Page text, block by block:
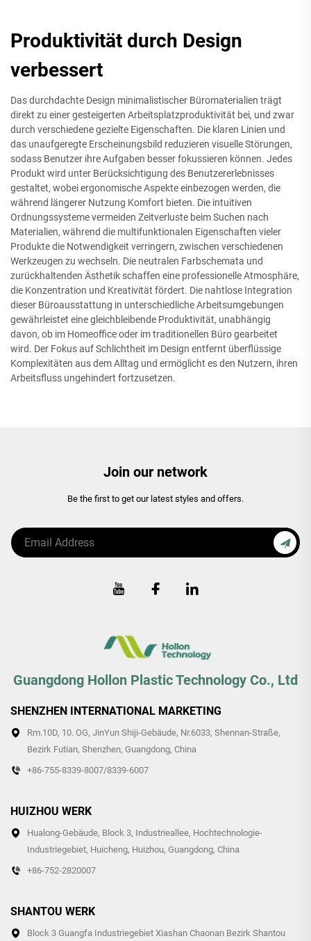
Produktivität durch Design
verbessert
Das durchdachte Design minimalistischer Büromaterialien trägt
direkt zu einer gesteigerten Arbeitsplatzproduktivität bei, und zwar
durch verschiedene gezielte Eigenschaften. Die klaren Linien und
das unaufgeregte Erscheinungsbild reduzieren visuelle Störungen,
sodass Benutzer ihre Aufgaben besser fokussieren können. Jedes
Produkt wird unter Berücksichtigung des Benutzererlebnisses
gestaltet, wobei ergonomische Aspekte einbezogen werden, die
während längerer Nutzung Komfort bieten. Die intuitiven
Ordnungssysteme vermeiden Zeitverluste beim Suchen nach
Materialien, während die multifunktionalen Eigenschaften vieler
Produkte die Notwendigkeit verringern, zwischen verschiedenen
Werkzeugen zu wechseln. Die neutralen Farbschemata und
zurückhaltenden Ästhetik schaffen eine professionelle Atmosphäre,
die Konzentration und Kreativität fördert. Die nahtlose Integration
dieser Büroausstattung in unterschiedliche Arbeitsumgebungen
gewährleistet eine gleichbleibende Produktivität, unabhängig
davon, ob im Homeoffice oder im traditionellen Büro gearbeitet
wird. Der Fokus auf Schlichtheit im Design entfernt überflüssige
Komplexitäten aus dem Alltag und ermöglicht es den Nutzern, ihren
Arbeitsfluss ungehindert fortzusetzen.
Join our network
Be the first to get our latest styles and offers.
Guangdong Hollon Plastic Technology Co., Ltd
SHENZHEN INTERNATIONAL MARKETING
Rm.10D, 10. OG, JinYun Shiji-Gebäude, Nr.6033, Shennan-Straße,
Bezirk Futian, Shenzhen, Guangdong, China
+86-755-8339-8007/8339-6007
HUIZHOU WERK
Hualong-Gebäude, Block 3, Industrieallee, Hochtechnologie-
Industriegebiet, Huicheng, Huizhou, Guangdong, China
+86-752-2820007
SHANTOU WERK
Block 3 Guangfa Industriegebiet Xiashan Chaonan Bezirk Shantou